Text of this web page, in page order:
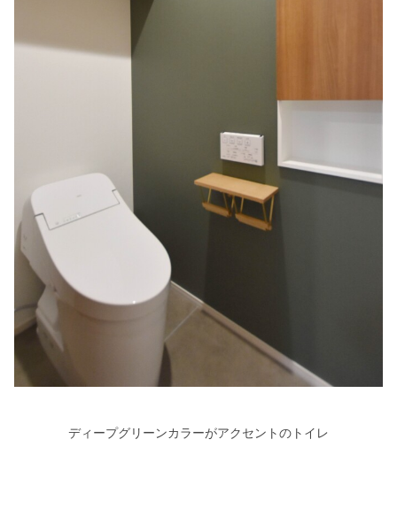
ディープグリーンカラーがアクセントのトイレ